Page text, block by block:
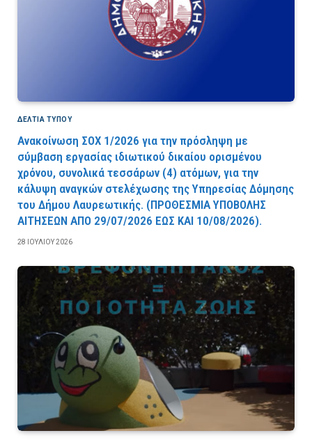
ΔΕΛΤΙΑ ΤΥΠΟΥ
Ανακοίνωση ΣΟΧ 1/2026 για την πρόσληψη με
σύμβαση εργασίας ιδιωτικού δικαίου ορισμένου
χρόνου, συνολικά τεσσάρων (4) ατόμων, για την
κάλυψη αναγκών στελέχωσης της Υπηρεσίας Δόμησης
του Δήμου Λαυρεωτικής. (ΠPOΘEΣMIA YΠOBOΛHΣ
AITHΣEΩN AΠO 29/07/2026 EΩΣ KAI 10/08/2026).
28 ΙΟΥΛΊΟΥ 2026